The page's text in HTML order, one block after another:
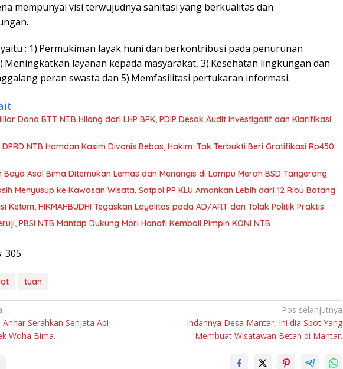
mempunyai visi terwujudnya sanitasi yang berkualitas dan
: 1).Permukiman layak huni dan berkontribusi pada penurunan
layanan kepada masyarakat, 3).Kesehatan lingkungan dan
peran swasta dan 5).Memfasilitasi pertukaran informasi.
Dana BTT NTB Hilang dari LHP BPK, PDIP Desak Audit Investigatif dan Klarifikasi
NTB Hamdan Kasim Divonis Bebas, Hakim: Tak Terbukti Beri Gratifikasi Rp450
Baya Asal Bima Ditemukan Lemas dan Menangis di Lampu Merah BSD Tangerang
Menyusup ke Kawasan Wisata, Satpol PP KLU Amankan Lebih dari 12 Ribu Batang
Ketum, HIKMAHBUDHI Tegaskan Loyalitas pada AD/ART dan Tolak Politik Praktis
PBSI NTB Mantap Dukung Mori Hanafi Kembali Pimpin KONI NTB
305
tuan
Serahkan Senjata Api
Woha Bima.
Pos selanjutnya
Indahnya Desa Mantar, Ini dia Spot Yang
Membuat Wisatawan Betah di Mantar.